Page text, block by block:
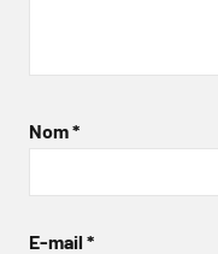
Nom*
E-mail *